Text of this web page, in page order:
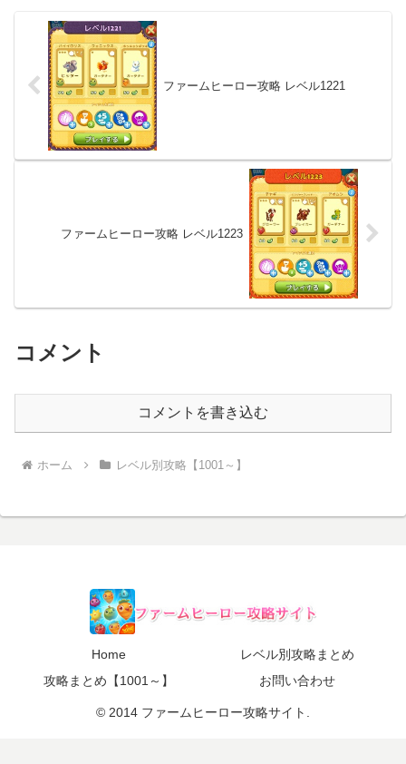
ファームヒーロー攻略 レベル1221
ファームヒーロー攻略 レベル1223
コメント
コメントを書き込む
ホーム レベル別攻略【1001～】
Home
レベル別攻略まとめ
攻略まとめ【1001～】
お問い合わせ
© 2014 ファームヒーロー攻略サイト.